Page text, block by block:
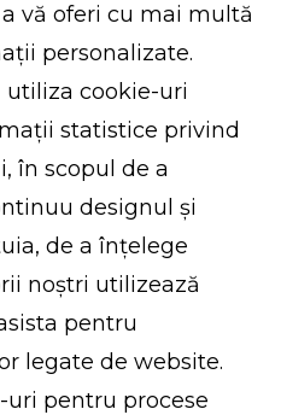
vă oferi cu mai multă
personalizate.
utiliza cookie-uri
statistice privind
în scopul de a
designul și
de a înțelege
noștri utilizează
pentru
legate de website.
pentru procese